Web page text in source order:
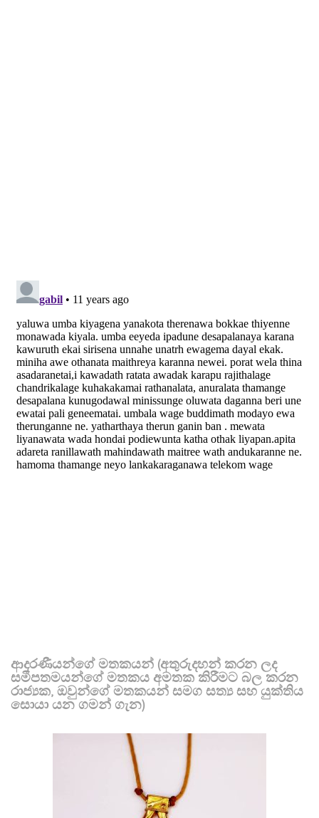
ආදරණීයන්ගේ මතකයන් (අතුරුදහන් කරන ලද
සමීපතමයන්ගේ මතකය අමතක කිරීමට බල කරන
රාජ්‍යක, ඔවුන්ගේ මතකයන් සමග සත්‍ය සහ යුක්තිය
සොයා යන ගමන් ගැන)